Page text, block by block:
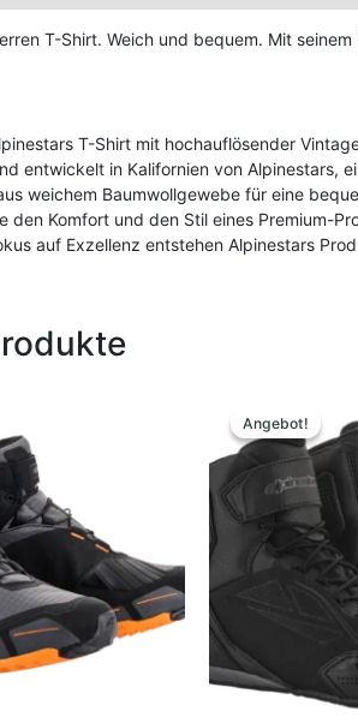
T-Shirt. Weich und bequem. Mit
T-Shirt mit hochauflösender
entwickelt in Kalifornien von Alpinestars,
weichem Baumwollgewebe für eine
den Komfort und den Stil eines Premium-
auf Exzellenz entstehen Alpinestars
€.weist
mehrere
Varianten
auf.
Optionen
können
auf
der
Produktseite
Angebot!
Angebot!